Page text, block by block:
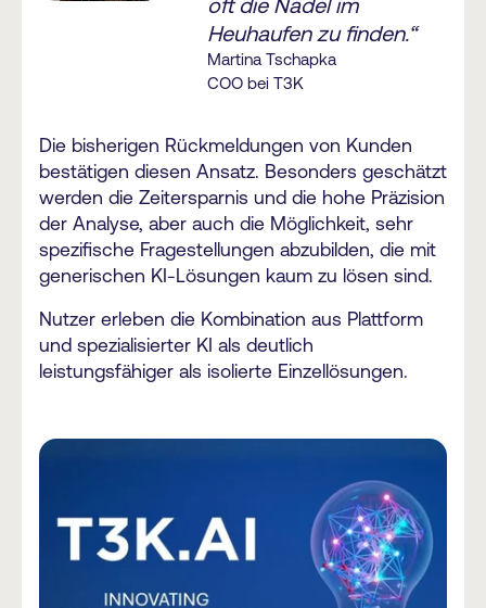
oft die Nadel im
Heuhaufen zu finden.“
Martina Tschapka
COO bei T3K
Die bisherigen Rückmeldungen von Kunden
bestätigen diesen Ansatz. Besonders geschätzt
werden die Zeitersparnis und die hohe Präzision
der Analyse, aber auch die Möglichkeit, sehr
spezifische Fragestellungen abzubilden, die mit
generischen KI-Lösungen kaum zu lösen sind.
Nutzer erleben die Kombination aus Plattform
und spezialisierter KI als deutlich
leistungsfähiger als isolierte Einzellösungen.